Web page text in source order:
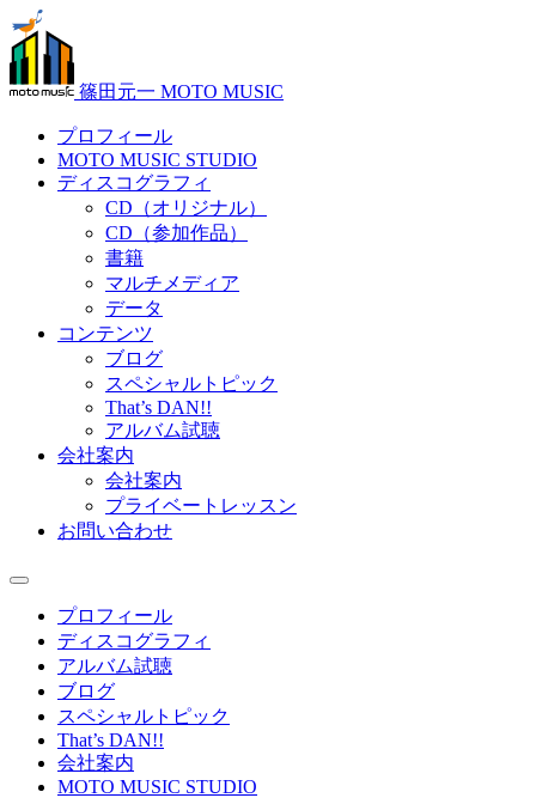
篠田元一 MOTO MUSIC
プロフィール
MOTO MUSIC STUDIO
ディスコグラフィ
CD（オリジナル）
CD（参加作品）
書籍
マルチメディア
データ
コンテンツ
ブログ
スペシャルトピック
That’s DAN!!
アルバム試聴
会社案内
会社案内
プライベートレッスン
お問い合わせ
プロフィール
ディスコグラフィ
アルバム試聴
ブログ
スペシャルトピック
That’s DAN!!
会社案内
MOTO MUSIC STUDIO